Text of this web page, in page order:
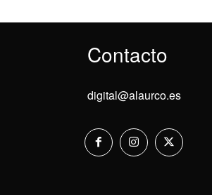
Contacto
digital@alaurco.es